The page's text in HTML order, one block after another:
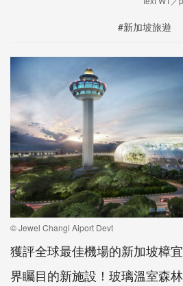
#新加坡旅遊
© Jewel Changi Aiport Devt
獲評全球最佳機場的新加坡樟
界矚目的新施設！玻璃溫室森